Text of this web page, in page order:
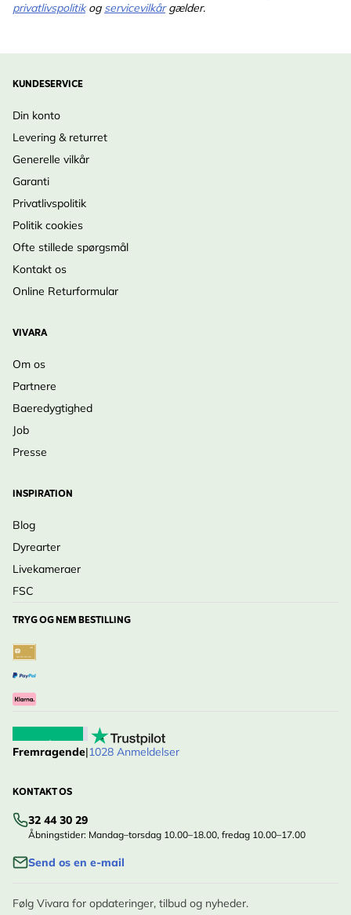
privatlivspolitikog servicevilkårgælder.
KUNDESERVICE
Din konto
Levering & returret
Generelle vilkår
Garanti
Privatlivspolitik
Politik cookies
Ofte stillede spørgsmål
Kontakt os
Online Returformular
VIVARA
Om os
Partnere
Baeredygtighed
Job
Presse
INSPIRATION
Blog
Dyrearter
Livekameraer
FSC
TRYG OG NEM BESTILLING
Fremragende|1028 Anmeldelser
KONTAKT OS
32 44 30 29
Åbningstider: Mandag–torsdag 10.00–18.00, fredag 10.00–17.00
Send os en e-mail
Følg Vivara for opdateringer, tilbud og nyheder.